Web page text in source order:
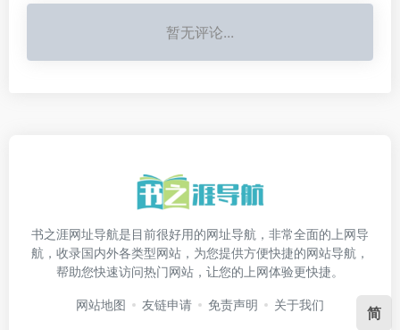
暂无评论...
书之涯网址导航是目前很好用的网址导航，非常全面的上网导
航，收录国内外各类型网站，为您提供方便快捷的网站导航，
帮助您快速访问热门网站，让您的上网体验更快捷。
网站地图 友链申请 免责声明 关于我们 简